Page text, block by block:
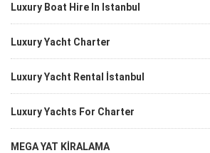
Luxury Boat Hire In Istanbul
Luxury Yacht Charter
Luxury Yacht Rental İstanbul
Luxury Yachts For Charter
MEGA YAT KİRALAMA